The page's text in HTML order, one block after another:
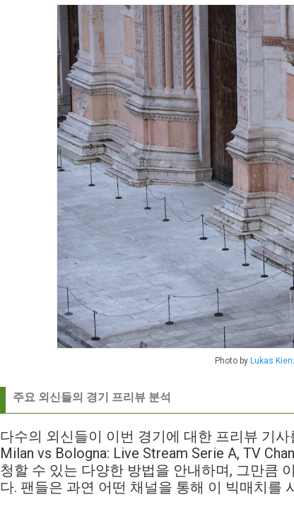
Photo by Lukas
주요 외신들의 경기 프리뷰 분석
다수의 외신들이 이번 경기에 대한 프리뷰 기
Milan vs Bologna: Live Stream Serie A, TV
청할 수 있는 다양한 방법을 안내하며, 그만큼
다. 팬들은 과연 어떤 채널을 통해 이 빅매치를